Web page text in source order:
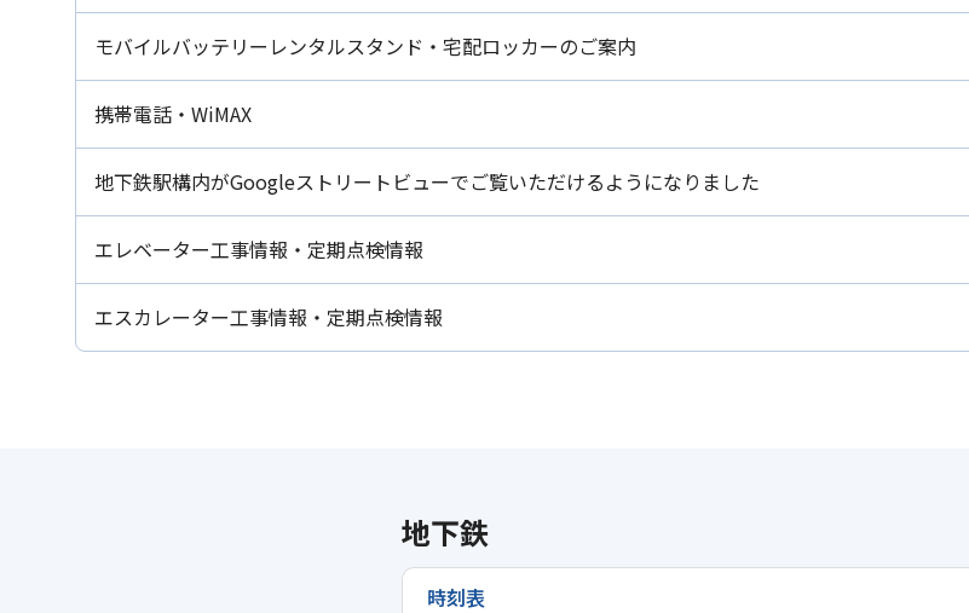
モバイルバッテリーレンタルスタンド・宅配ロッカーのご案内
携帯電話・WiMAX
地下鉄駅構内がGoogleストリートビューでご覧いただけるようになりました
エレベーター工事情報・定期点検情報
エスカレーター工事情報・定期点検情報
地下鉄
時刻表